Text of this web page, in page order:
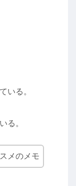
いる。
る。
メのメモ